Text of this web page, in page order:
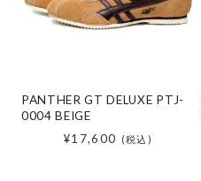
PANTHER GT DELUXE PTJ-
0004 BEIGE
¥17,600
(税込)